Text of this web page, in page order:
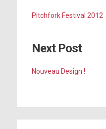
Pitchfork Festival 2012
Next Post
Nouveau Design !